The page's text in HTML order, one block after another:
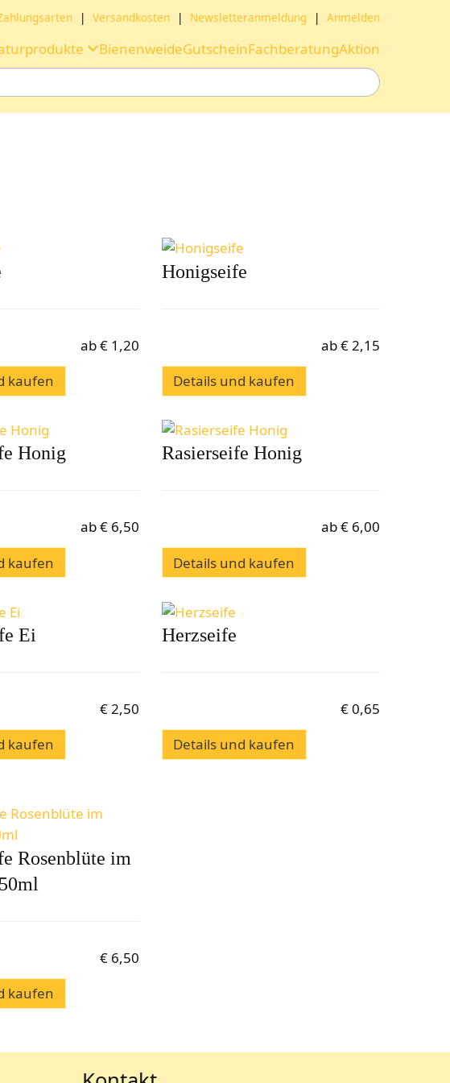
| Versandkosten | Newsletteranmeldung | Anmelden
BienenweideGutscheinFachberatungAktion
ab€ 1,20
kaufen
Honigseife
ab€ 2,15
Details und kaufen
Honig
ab€ 6,50
kaufen
Rasierseife Honig
ab€ 6,00
Details und kaufen
Ei
€2,50
kaufen
Herzseife
€0,65
Details und kaufen
Rosenblüte im
€ 6,50
kaufen